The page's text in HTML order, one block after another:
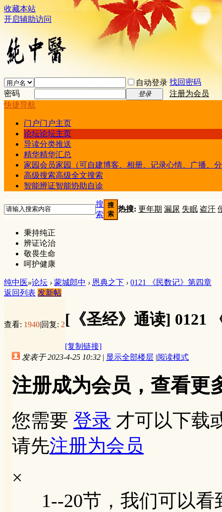
收藏本站
开启辅助访问
自动登录 找回密码
密码
登录
注册为会员
快捷导航
门户门户主页
论坛论坛主页
导读分类推送
精华精华汇总
家园会员家园（可自建博客、相册、记录心情、广播、
高级搜索高级全文搜索
智能辨证智能协助自诊
搜
索
搜
索
热搜: 更年期 漏尿 失眠 盗汗
秉持纯正
辨证论治
敬畏生命
呵护健康
纯中医»论坛 › 蒙城郎中 › 恩典之下 › 0121 《民数记》第四章
返回列表 发新帖
查看: 1940|回复: 2[《圣经》通读] 0121
[复制链接]
发表于 2023-4-25 10:32 | 显示全部楼层 |阅读模式
注册成为会员，查看更
您需要 登录 才可以下载
请先注册为会员
×
1--20节，我们可以看